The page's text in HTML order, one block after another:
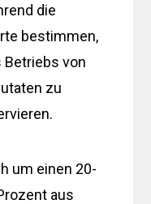
die
bestimmen,
Betriebs von
zu
um einen 20-
aus